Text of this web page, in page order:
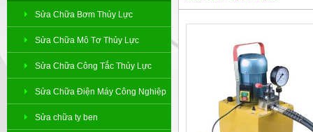
Sửa Chữa Bơm Thủy Lực
Sửa Chữa Mô Tơ Thủy Lực
Sửa Chữa Công Tắc Thủy Lực
Sửa Chữa Điện Máy Công Nghiệp
Sửa chữa ty ben